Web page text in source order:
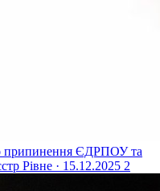
припинення ЄДРПОУ та
Рівне · 15.12.2025 2